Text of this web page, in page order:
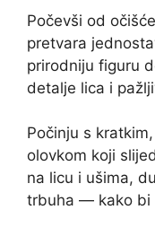
Počevši od
pretvara
prirodniju figuru
detalje lica i
Počinju s
olovkom koji
na licu i ušima,
trbuha — kako bi